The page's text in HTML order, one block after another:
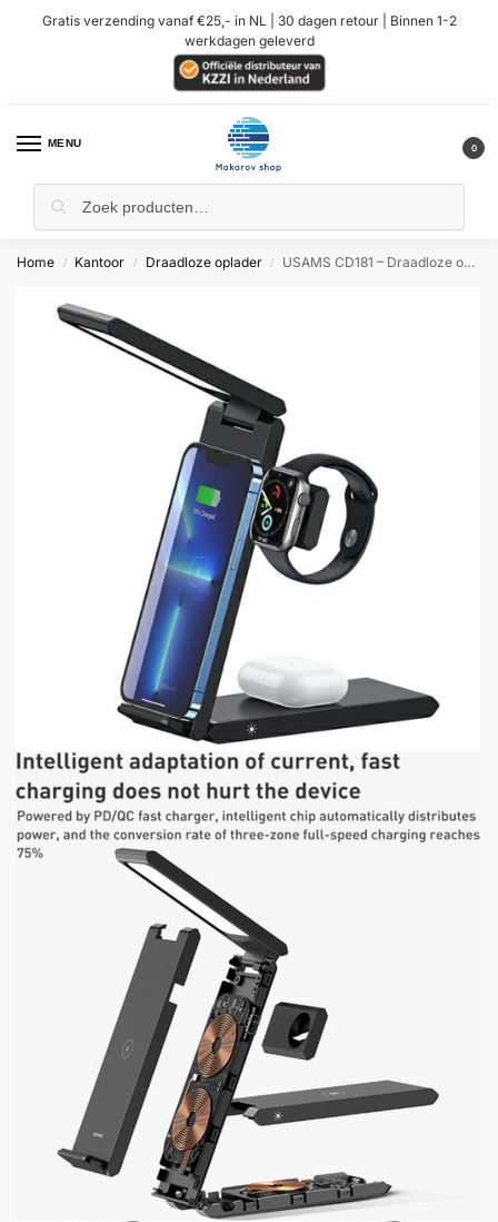
Gratis verzending vanaf €25,- in NL | 30 dagen retour | Binnen 1-2
werkdagen geleverd
MENU 0
Home / Kantoor / Draadloze oplader / USAMS CD181 – Draadloze oplader – Tafellamp – 15W – Vouwbaar